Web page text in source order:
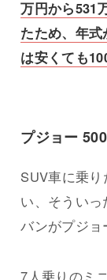
万円から531
たため、年
は安くても
プジョー
SUV車に乗
い、そうい
バンがプジョ
7人乗りのミ